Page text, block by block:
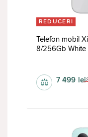
REDUCERI
Telefon mobil
8/256Gb White
1268х2756 px
7 499 lei
⚖